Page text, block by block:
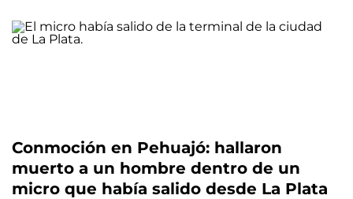
Conmoción en Pehuajó: hallaron
muerto a un hombre dentro de un
micro que había salido desde La Plata